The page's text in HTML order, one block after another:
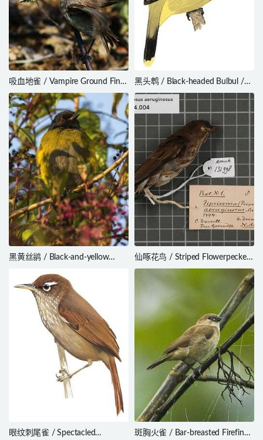
吸血地雀 / Vampire Ground Finch
/ Geospiza septentrionalis
黑头鹎 / Black-headed Bulbul /
Brachypodius melanocephalos
黑黄丝鹟 / Black-and-yellow
melanoxantha
仙啄花鸟 / Striped Flowerpecker
/ Dicaeum aeruginosum
眼纹刺尾雀 / Spectacled
斑胸火雀 / Bar-breasted Firefinch